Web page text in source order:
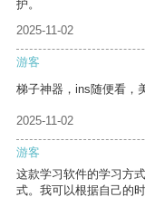
护。
2025-11-02
游客
梯子神器，ins随便看，
2025-11-02
游客
这款学习软件的学习方
式。我可以根据自己的